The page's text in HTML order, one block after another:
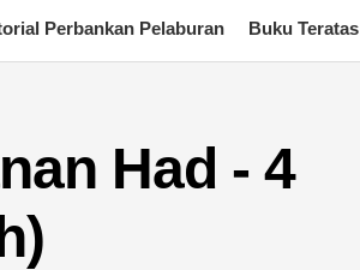
Perbankan Pelaburan Buku Teratas
Had - 4